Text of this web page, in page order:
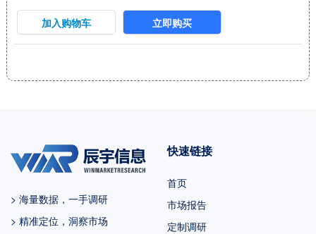
2023-2029年的预测数据是基于过
去几年的历史发展、行业专家观
元，同期美国市场CAGR预计大约
为 %。未来几年，亚太地区的重
加入购物车 立即购买
> 海量数据，一手调研
> 精准定位，洞察市场
快速链接
首页
市场报告
定制调研